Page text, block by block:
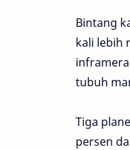
Bintang
kali lebih
tubuh
Tiga
persen